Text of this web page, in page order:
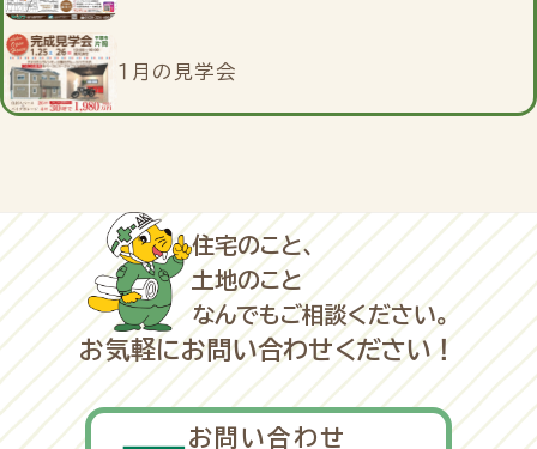
１月の見学会
お気軽にお問い合わせください！
住宅のこと、
土地のこと
なんでもご相談ください。
お問い合わせ